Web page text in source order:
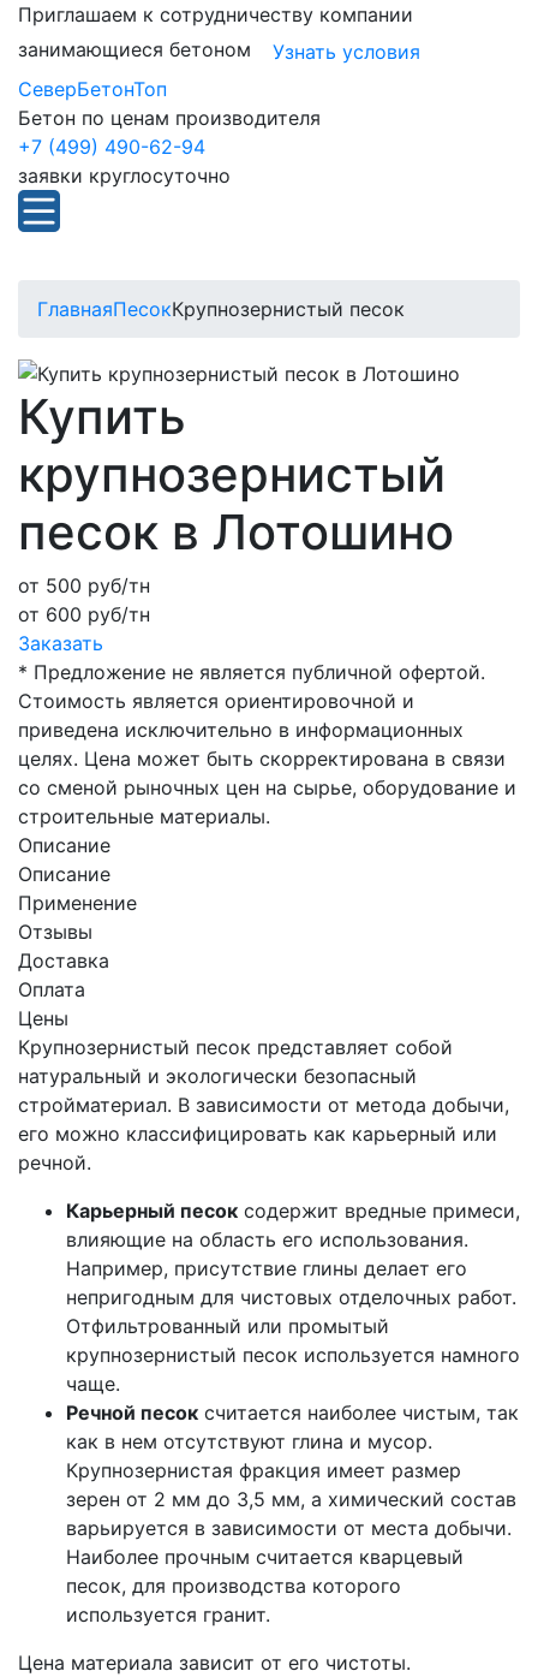
Приглашаем к сотрудничеству компании
занимающиеся бетоном
Узнать условия
СеверБетонТоп
Бетон по ценам производителя
+7 (499) 490-62-94
заявки круглосуточно
ГлавнаяПесокКрупнозернистый песок
Купить
крупнозернистый
песок в Лотошино
от 500 руб/тн
от 600 руб/тн
Заказать
* Предложение не является публичной офертой.
Стоимость является ориентировочной и
приведена исключительно в информационных
целях. Цена может быть скорректирована в связи
со сменой рыночных цен на сырье, оборудование и
строительные материалы.
Описание
Описание
Применение
Отзывы
Доставка
Оплата
Цены
Крупнозернистый песок представляет собой
натуральный и экологически безопасный
стройматериал. В зависимости от метода добычи,
его можно классифицировать как карьерный или
речной.
Карьерный песок содержит вредные примеси,
влияющие на область его использования.
Например, присутствие глины делает его
непригодным для чистовых отделочных работ.
Отфильтрованный или промытый
крупнозернистый песок используется намного
чаще.
Речной песок считается наиболее чистым, так
как в нем отсутствуют глина и мусор.
Крупнозернистая фракция имеет размер
зерен от 2 мм до 3,5 мм, а химический состав
варьируется в зависимости от места добычи.
Наиболее прочным считается кварцевый
песок, для производства которого
используется гранит.
Цена материала зависит от его чистоты.